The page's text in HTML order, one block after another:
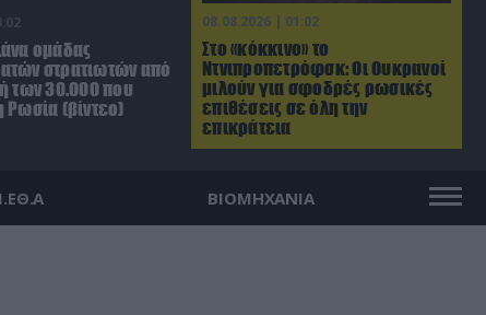
08.08.2026 | 01:02
Στο «κόκκινο» το
Ντνιπροπετρόφσκ: Οι Ουκρανοί
μιλούν για σφοδρές ρωσικές
επιθέσεις σε όλη την
επικράτεια
ομάδας
στρατιωτών από
των 30.000 που
(βίντεο)
ΒΙΟΜΗΧΑΝΙΑ